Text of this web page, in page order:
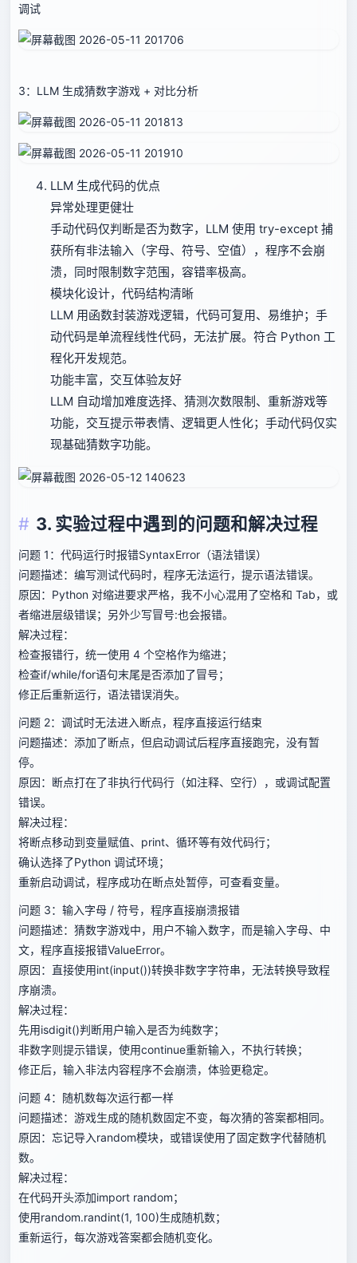
调试
3：LLM 生成猜数字游戏 + 对比分析
LLM 生成代码的优点
异常处理更健壮
手动代码仅判断是否为数字，LLM 使用 try-except 捕
获所有非法输入（字母、符号、空值），程序不会崩
溃，同时限制数字范围，容错率极高。
模块化设计，代码结构清晰
LLM 用函数封装游戏逻辑，代码可复用、易维护；手
动代码是单流程线性代码，无法扩展。符合 Python 工
程化开发规范。
功能丰富，交互体验友好
LLM 自动增加难度选择、猜测次数限制、重新游戏等
功能，交互提示带表情、逻辑更人性化；手动代码仅实
现基础猜数字功能。
3. 实验过程中遇到的问题和解决过程
问题 1：代码运行时报错SyntaxError（语法错误）
问题描述：编写测试代码时，程序无法运行，提示语法错误。
原因：Python 对缩进要求严格，我不小心混用了空格和 Tab，或
者缩进层级错误；另外少写冒号:也会报错。
解决过程：
检查报错行，统一使用 4 个空格作为缩进；
检查if/while/for语句末尾是否添加了冒号；
修正后重新运行，语法错误消失。
问题 2：调试时无法进入断点，程序直接运行结束
问题描述：添加了断点，但启动调试后程序直接跑完，没有暂
停。
原因：断点打在了非执行代码行（如注释、空行），或调试配置
错误。
解决过程：
将断点移动到变量赋值、print、循环等有效代码行；
确认选择了Python 调试环境；
重新启动调试，程序成功在断点处暂停，可查看变量。
问题 3：输入字母 / 符号，程序直接崩溃报错
问题描述：猜数字游戏中，用户不输入数字，而是输入字母、中
文，程序直接报错ValueError。
原因：直接使用int(input())转换非数字字符串，无法转换导致程
序崩溃。
解决过程：
先用isdigit()判断用户输入是否为纯数字；
非数字则提示错误，使用continue重新输入，不执行转换；
修正后，输入非法内容程序不会崩溃，体验更稳定。
问题 4：随机数每次运行都一样
问题描述：游戏生成的随机数固定不变，每次猜的答案都相同。
原因：忘记导入random模块，或错误使用了固定数字代替随机
数。
解决过程：
在代码开头添加import random；
使用random.randint(1, 100)生成随机数；
重新运行，每次游戏答案都会随机变化。